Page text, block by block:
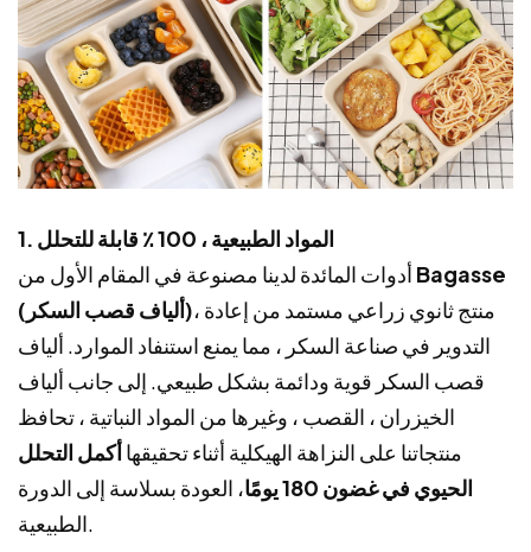
1. المواد الطبيعية ، 100 ٪ قابلة للتحلل
Bagasse
(ألياف قصب السكر)، منتج ثانوي زراعي مستمد من إعادة
التدوير في صناعة السكر ، مما يمنع استنفاد الموارد. ألياف
قصب السكر قوية ودائمة بشكل طبيعي. إلى جانب ألياف
الخيزران ، القصب ، وغيرها من المواد النباتية ، تحافظ
منتجاتنا على النزاهة الهيكلية أثناء تحقيقهاأكمل التحلل
الحيوي في غضون 180 يومًا
، العودة بسلاسة إلى الدورة
الطبيعية.